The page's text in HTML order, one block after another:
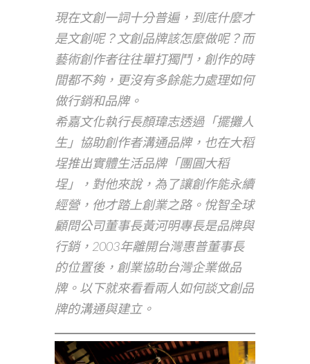
現在文創一詞十分普遍，到底什麼才
是文創呢？文創品牌該怎麼做呢？而
藝術創作者往往單打獨鬥，創作的時
間都不夠，更沒有多餘能力處理如何
做行銷和品牌。
希嘉文化執行長顏瑋志透過「擺攤人
生」協助創作者溝通品牌，也在大稻
埕推出實體生活品牌「團圓大稻
埕」，對他來說，為了讓創作能永續
經營，他才踏上創業之路。悅智全球
顧問公司董事長黃河明專長是品牌與
行銷，2003年離開台灣惠普董事長
的位置後，創業協助台灣企業做品
牌。以下就來看看兩人如何談文創品
牌的溝通與建立。